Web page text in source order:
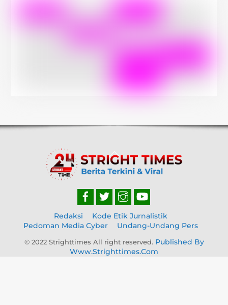
Back
To
Top
Redaksi
Kode Etik Jurnalistik
Pedoman Media Cyber
Undang-Undang Pers
© 2022 Strighttimes All right reserved. Published By
Www.strighttimes.com